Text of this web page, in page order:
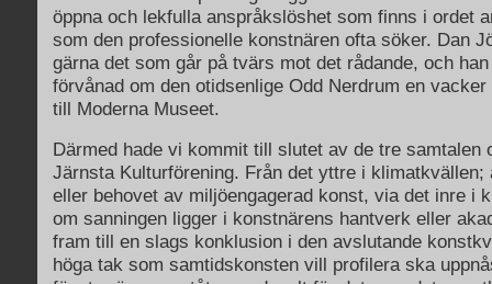
öppna och lekfulla anspråkslöshet som finns i ordet
som den professionelle konstnären ofta söker. Dan
gärna det som går på tvärs mot det rådande, och
förvånad om den otidsenlige Odd Nerdrum en
till Moderna Museet.
Därmed hade vi kommit till slutet av de tre samtalen
Järnsta Kulturförening. Från det yttre i klimatkvällen;
eller behovet av miljöengagerad konst, via det inre i
om sanningen ligger i konstnärens hantverk eller
fram till en slags konklusion i den avslutande
höga tak som samtidskonsten vill profilera ska